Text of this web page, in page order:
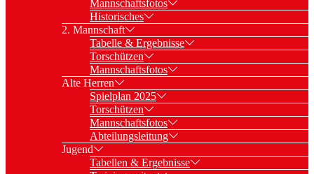
Mannschaftsfotos
Historisches
2. Mannschaft
Tabelle & Ergebnisse
Torschützen
Mannschaftsfotos
Alte Herren
Spielplan 2025
Torschützen
Mannschaftsfotos
Abteilungsleitung
Jugend
Tabellen & Ergebnisse